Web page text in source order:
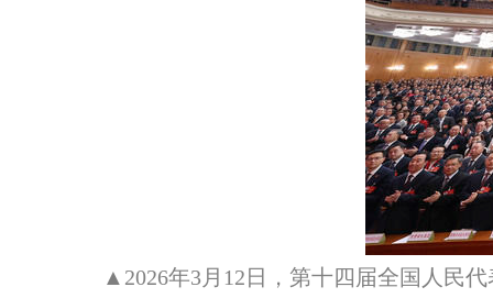
▲2026年3月12日，第十四届全国人民